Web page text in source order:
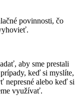
povinnosti, čo
aby sme prestali
keď si myslíte,
nepresné alebo keď si
využívať.